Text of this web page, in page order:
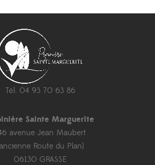
Tél. 04 93 70 63 86
Sainte Marguerite
avenue Jean Maubert
Route du Plan)
06130 GRASSE